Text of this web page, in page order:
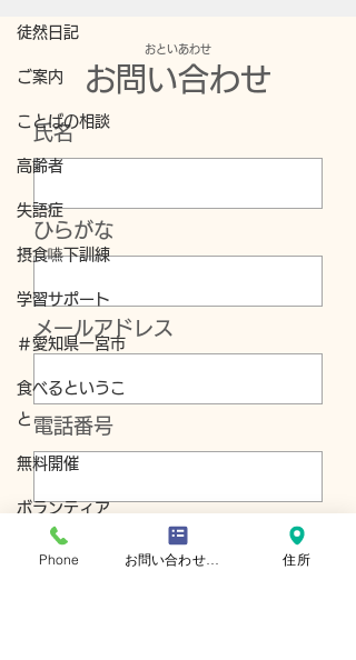
徒然日記
ご案内
ことばの相談
高齢者
失語症
摂食嚥下訓練
学習サポート
＃愛知県一宮市
食べるというこ
と
無料開催
ボランティア
公式アカウント
​おといあわせ
お問い合わせ
氏名
ひらがな
メールアドレス
電話番号
メッセージを入力...
Phone お問い合わせフォーム 住所